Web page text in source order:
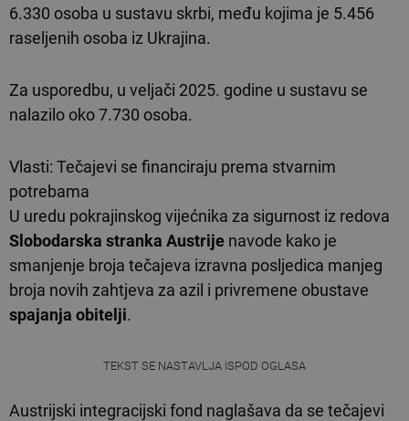
6.330 osoba u sustavu skrbi, među kojima je 5.456
raseljenih osoba iz Ukrajina.
Za usporedbu, u veljači 2025. godine u sustavu se
nalazilo oko 7.730 osoba.
Vlasti: Tečajevi se financiraju prema stvarnim
potrebama
U uredu pokrajinskog vijećnika za sigurnost iz redova
Slobodarska stranka Austrije navode kako je
smanjenje broja tečajeva izravna posljedica manjeg
broja novih zahtjeva za azil i privremene obustave
spajanja obitelji.
TEKST SE NASTAVLJA ISPOD OGLASA
Austrijski integracijski fond naglašava da se tečajevi